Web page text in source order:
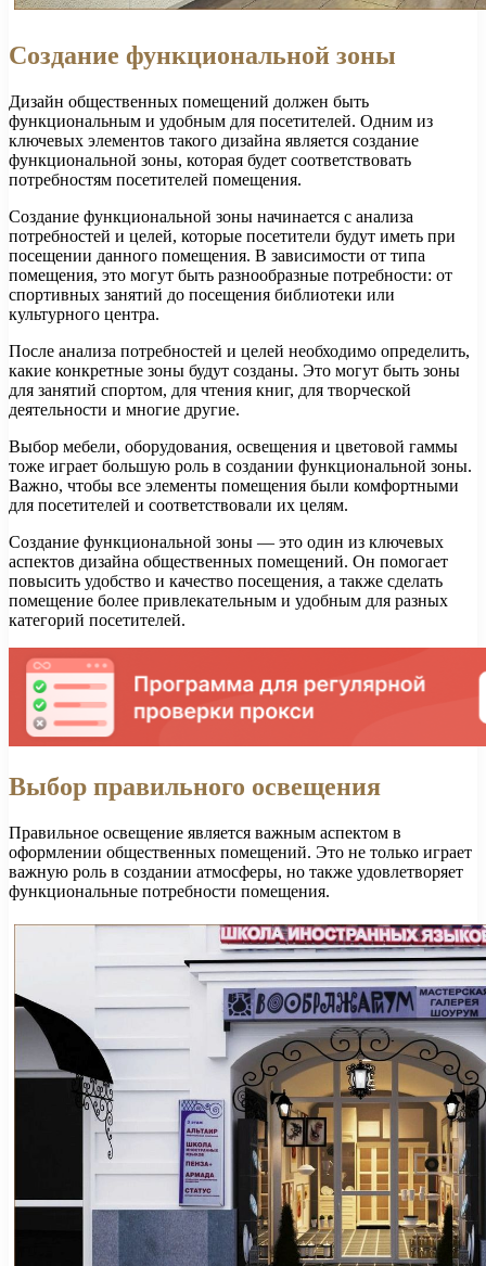
Создание функциональной зоны
Дизайн общественных помещений должен быть
функциональным и удобным для посетителей. Одним из
ключевых элементов такого дизайна является создание
функциональной зоны, которая будет соответствовать
потребностям посетителей помещения.
Создание функциональной зоны начинается с анализа
потребностей и целей, которые посетители будут иметь при
посещении данного помещения. В зависимости от типа
помещения, это могут быть разнообразные потребности: от
спортивных занятий до посещения библиотеки или
культурного центра.
После анализа потребностей и целей необходимо определить,
какие конкретные зоны будут созданы. Это могут быть зоны
для занятий спортом, для чтения книг, для творческой
деятельности и многие другие.
Выбор мебели, оборудования, освещения и цветовой гаммы
тоже играет большую роль в создании функциональной зоны.
Важно, чтобы все элементы помещения были комфортными
для посетителей и соответствовали их целям.
Создание функциональной зоны — это один из ключевых
аспектов дизайна общественных помещений. Он помогает
повысить удобство и качество посещения, а также сделать
помещение более привлекательным и удобным для разных
категорий посетителей.
Выбор правильного освещения
Правильное освещение является важным аспектом в
оформлении общественных помещений. Это не только играет
важную роль в создании атмосферы, но также удовлетворяет
функциональные потребности помещения.